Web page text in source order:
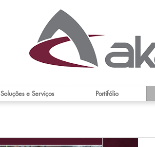
Soluções e Serviços Portifólio